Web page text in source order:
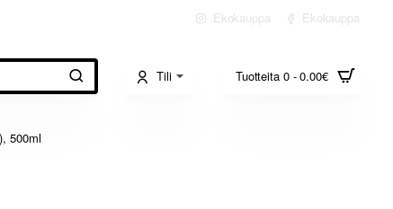
Ekokauppa Ekokauppa
Tili Tuotteita 0 - 0.00€
500ml